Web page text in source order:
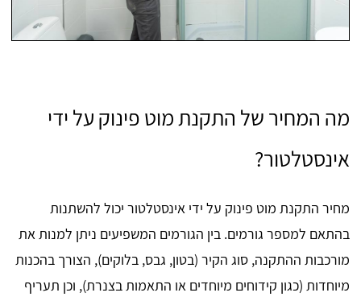
מה המחיר של התקנת מוט פינוק על ידי
אינסטלטור?
מחיר התקנת מוט פינוק על ידי אינסטלטור יכול להשתנות
בהתאם למספר גורמים. בין הגורמים המשפיעים ניתן למנות את
מורכבות ההתקנה, סוג הקיר (בטון, גבס, בלוקים), הצורך בהכנות
מיוחדות (כגון קידוחים מיוחדים או התאמות בצנרת), וכן תעריף